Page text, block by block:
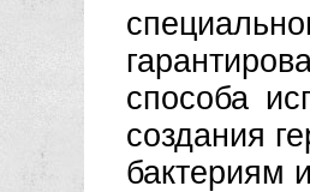
способа
создания
бактериям